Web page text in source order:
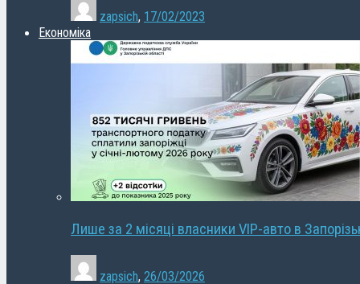
zapsich, 17/02/2023
Економіка
Лише за 2 місяці власники VIP-авто в
zapsich, 26/03/2026